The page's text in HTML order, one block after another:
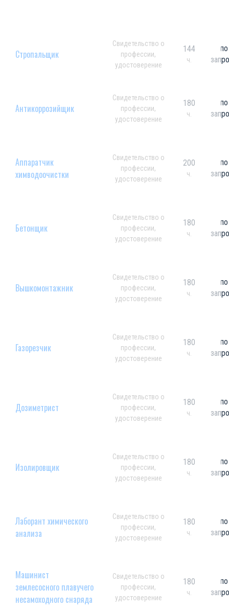
Стропальщик
Свидетельство о
профессии,
удостоверение
144
ч.
по
Антикоррозийщик
Свидетельство о
профессии,
удостоверение
180
ч.
по
Аппаратчик
химводоочистки
Свидетельство о
профессии,
удостоверение
200
ч.
по
Бетонщик
Свидетельство о
профессии,
удостоверение
180
ч.
по
Вышкомонтажник
Свидетельство о
профессии,
удостоверение
180
ч.
по
Газорезчик
Свидетельство о
профессии,
удостоверение
180
ч.
по
Дозиметрист
Свидетельство о
профессии,
удостоверение
180
ч.
по
Изолировщик
Свидетельство о
профессии,
удостоверение
180
ч.
по
Лаборант химического
анализа
Свидетельство о
профессии,
удостоверение
180
ч.
по
Машинист
землесосного плавучего
несамоходного снаряда
Свидетельство о
профессии,
удостоверение
180
ч.
по